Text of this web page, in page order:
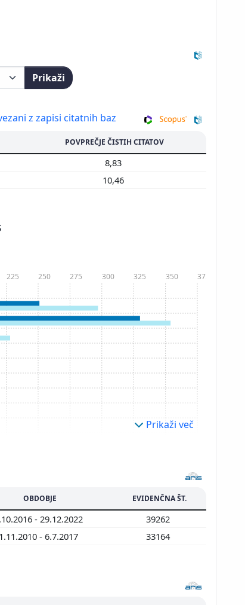
Prikaži
z zapisi citatnih baz
POVPREČJE ČISTIH CITATOV
8,83
10,46
225 250 275 300 325 350 375
Prikaži več
OBDOBJE EVIDENČNA ŠT.
- 29.12.2022
39262
1.11.2010 - 6.7.2017 33164